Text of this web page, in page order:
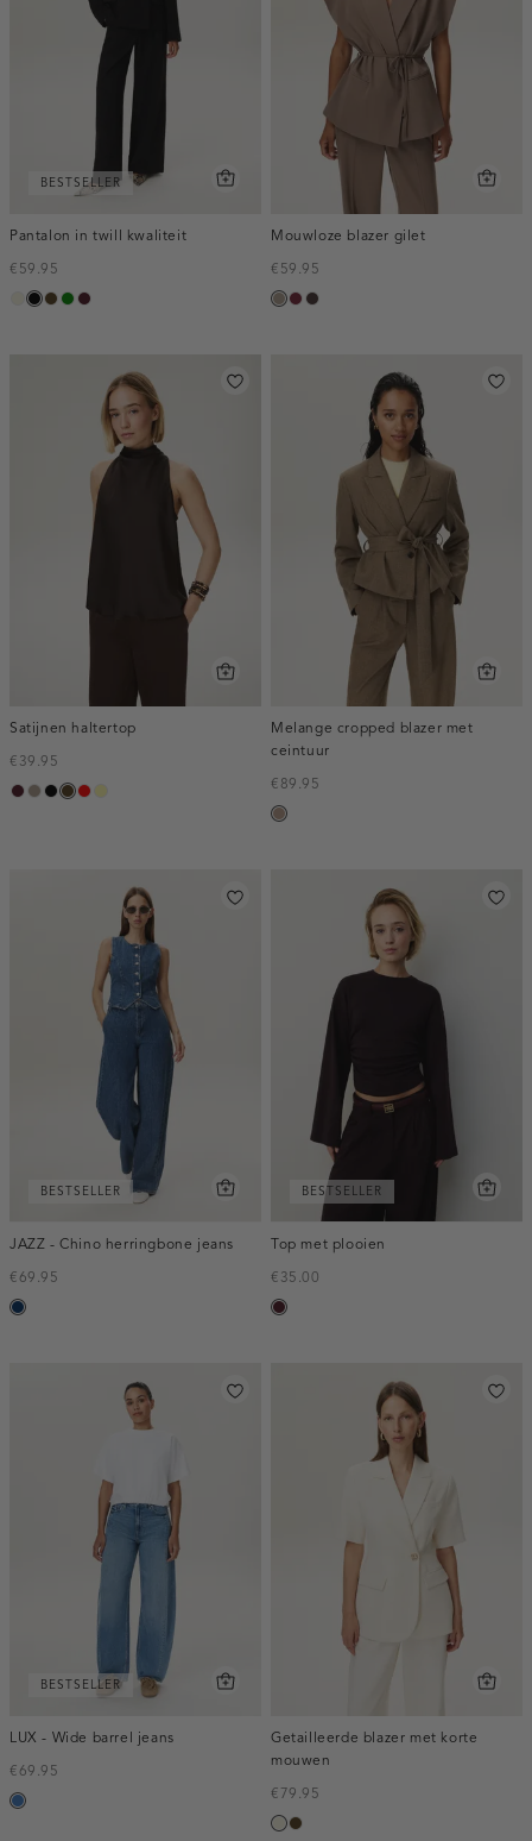
BESTSELLER
Pantalon in twill kwaliteit
€59.95
ecru
zwart
toffee
groenpruim,
Mouwloze blazer gilet
€59.95
taupe,
bordeaux,
choco,
Satijnen haltertop
€39.95
pruim,
taupe,
zwart
toffee
roodlichtgeel
Melange cropped blazer met
ceintuur
€89.95
taupe,
BESTSELLER
JAZZ - Chino herringbone jeans
€69.95
blauw,
BESTSELLER
Top met plooien
€35.00
pruim,
BESTSELLER
LUX - Wide barrel jeans
€69.95
blauw,
Getailleerde blazer met korte
mouwen
€79.95
ecrutoffee